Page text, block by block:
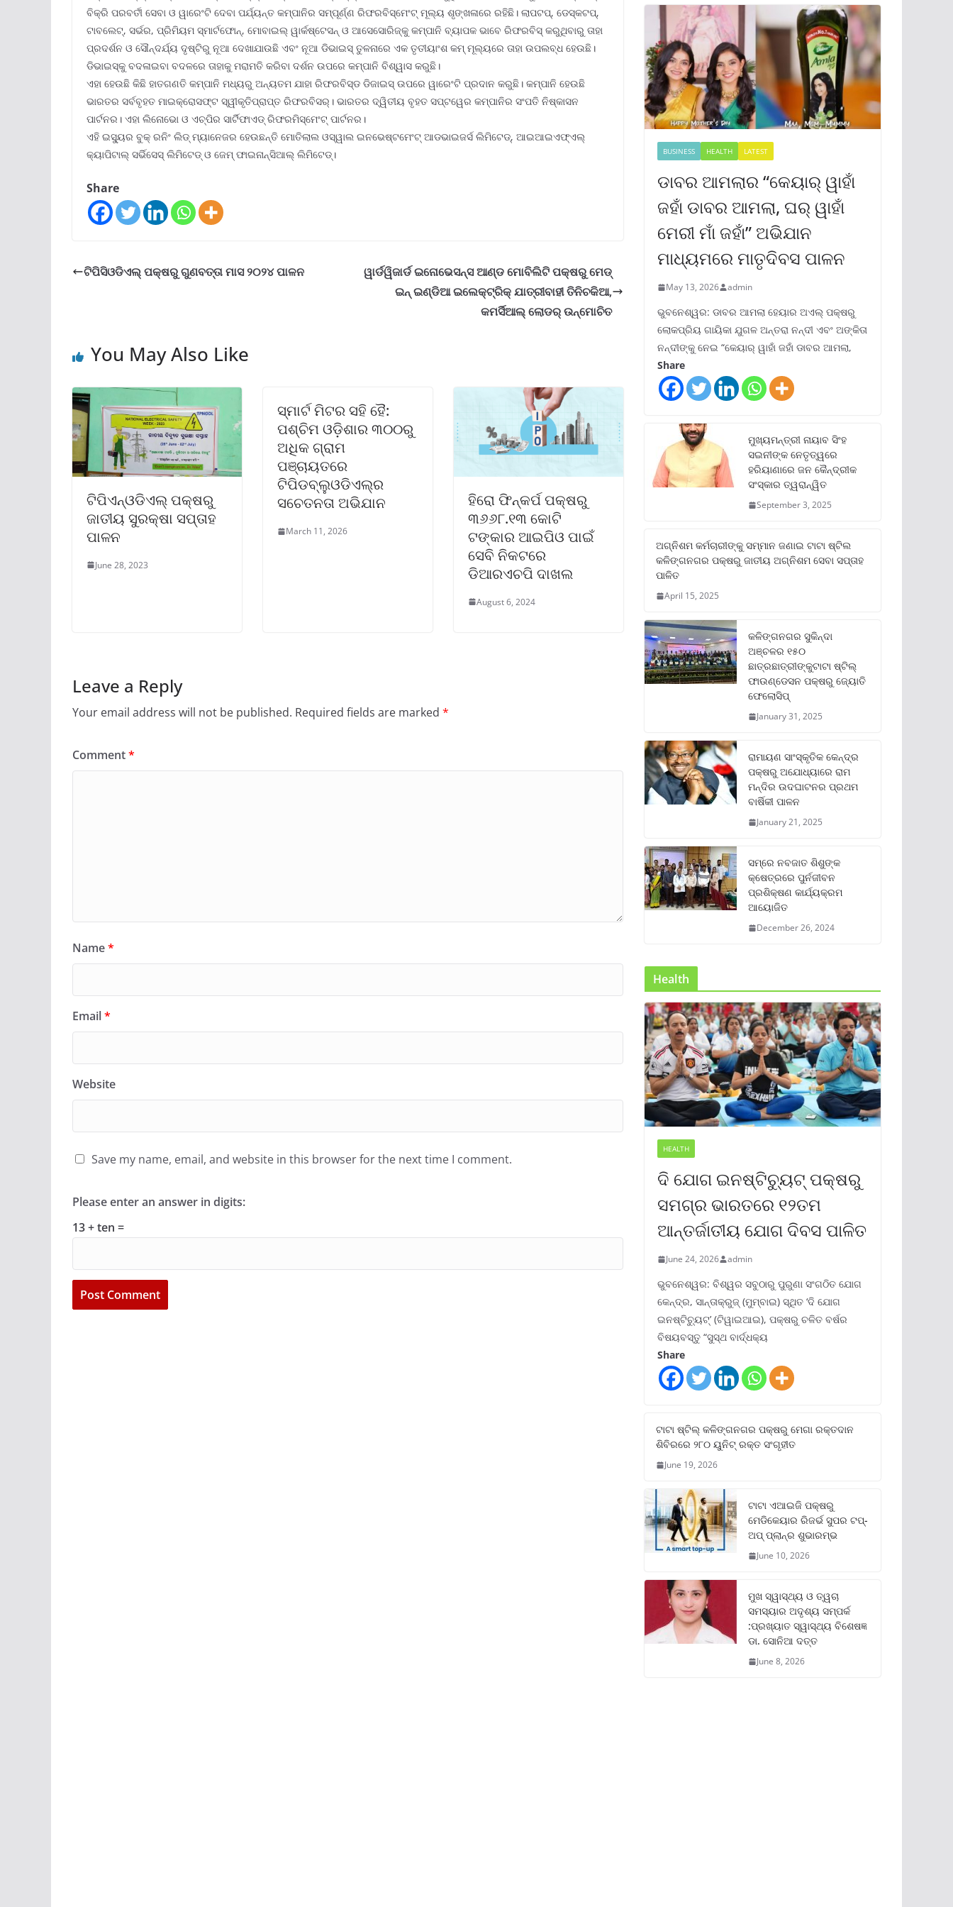
ବିକ୍ରି ପରବର୍ତୀ ସେବା ଓ ୱାରେଂଟି ଦେବା ପର୍ଯ୍ୟନ୍ତ କମ୍ପାନିର ସମ୍ପୂର୍ଣ୍ଣ ରିଫରବିସ୍‌ମେଂଟ୍ ମୂଲ୍ୟ ଶୃଙ୍ଖଳାରେ ରହିଛି। ଲାପଟପ୍‌, ଡେସ୍କଟପ୍‌,
ଟାବଲେଟ୍‌, ସର୍ଭର, ପ୍ରିମିୟମ ସ୍ମାର୍ଟଫୋନ୍‌, ମୋବାଇଲ୍ ୱାର୍କଷ୍ଟେସନ୍ ଓ ଆସେସୋରିଜ୍‌କୁ କମ୍ପାନି ବ୍ୟାପକ ଭାବେ ରିଫରବିସ୍ କରୁଥିବାରୁ ତାହା
ପ୍ରଦର୍ଶନ ଓ ସୌନ୍ଦର୍ଯ୍ୟ ଦୃଷ୍ଟିରୁ ନୂଆ ଦେଖାଯାଉଛି ଏବଂ ନୂଆ ଡିଭାଇସ୍ ତୁଳନାରେ ଏକ ତୃତୀୟାଂଶ କମ୍ ମୂଲ୍ୟରେ ତାହା ଉପଲବ୍ଧ ହେଉଛି।
ଡିଭାଇସ୍‌କୁ ବଦଳାଇବା ବଦଳରେ ତାହାକୁ ମରାମତି କରିବା ଦର୍ଶନ ଉପରେ କମ୍ପାନି ବିଶ୍ୱାସ କରୁଛି।
ଏହା ହେଉଛି କିଛି ହାତଗଣତି କମ୍ପାନି ମଧ୍ୟରୁ ଅନ୍ୟତମ ଯାହା ରିଫରବିସ୍‌ଡ ଡିଜାଇସ୍ ଉପରେ ୱାରେଂଟି ପ୍ରଦାନ କରୁଛି। କମ୍ପାନି ହେଉଛି
ଭାରତର ସର୍ବବୃହତ ମାଇକ୍ରୋସଫ୍ଟ ସ୍ୱୀକୃତିପ୍ରାପ୍ତ ରିଫରବିସର୍‌। ଭାରତର ଦ୍ୱିତୀୟ ବୃହତ ସପ୍ଟୱେର କମ୍ପାନିର ସଂପତି ନିଷ୍କାସନ
ପାର୍ଟନର। ଏହା ଲିନୋଭୋ ଓ ଏଚ୍‌ପିର ସାର୍ଟିଫାଏଡ୍ ରିଫରମିସ୍‌ମେଂଟ୍ ପାର୍ଟନର।
ଏହି ଇସ୍ୟୁର ବୁକ୍ ରନିଂ ଲିଡ୍ ମ୍ୟାନେଜର ହେଉଛନ୍ତି ମୋତିଲାଲ ଓସ୍ୱାଲ ଇନଭେଷ୍ଟମେଂଟ୍ ଆଡଭାଇଜର୍ସ ଲିମିଟେଡ୍‌, ଆଇଆଇଏଫ୍‌ଏଲ୍
କ୍ୟାପିଟାଲ୍ ସର୍ଭିସେସ୍ ଲିମିଟେଡ୍ ଓ ଜେମ୍ ଫାଇନାନ୍ସିଆଲ୍ ଲିମିଟେଡ୍‌।
Share
ଟିପିସିଓଡିଏଲ୍ ପକ୍ଷରୁ ଗୁଣବତ୍ତା ମାସ ୨୦୨୪ ପାଳନ
ୱାର୍ଡୱିଜାର୍ଡ ଇନୋଭେସନ୍ସ ଆଣ୍ଡ ମୋବିଲିଟି ପକ୍ଷରୁ ମେଡ୍
ଇନ୍ ଇଣ୍ଡିଆ ଇଲେକ୍ଟ୍ରିକ୍ ଯାତ୍ରୀବାହୀ ତିନିଚକିଆ,
କମର୍ସିଆଲ୍ ଲୋଡର୍ ଉନ୍ମୋଚିତ
You May Also Like
ଟିପିଏନ୍‌ଓଡିଏଲ୍ ପକ୍ଷରୁ
ଜାତୀୟ ସୁରକ୍ଷା ସପ୍ତାହ
ପାଳନ
June 28, 2023
ସ୍ମାର୍ଟ ମିଟର ସହି ହୈ:
ପଶ୍ଚିମ ଓଡ଼ିଶାର ୩୦୦ରୁ
ଅଧିକ ଗ୍ରାମ
ପଞ୍ଚାୟତରେ
ଟିପିଡବ୍ଲୁଓଡିଏଲ୍‌ର
ସଚେତନତା ଅଭିଯାନ
March 11, 2026
ହିରୋ ଫିନ୍‌କର୍ପ ପକ୍ଷରୁ
୩୬୬୮.୧୩ କୋଟି
ଟଙ୍କାର ଆଇପିଓ ପାଇଁ
ସେବି ନିକଟରେ
ଡିଆରଏଚପି ଦାଖଲ
August 6, 2024
Leave a Reply
Your email address will not be published. Required fields are marked *
Comment*
Name*
Email*
Website
Save my name, email, and website in this browser for the next time I comment.
Please enter an answer in digits:
13 + ten =
BUSINESS HEALTH LATEST
ଡାବର ଆମଲାର “କେୟାର୍ ୱାହାଁ
ଜହାଁ ଡାବର ଆମଲା, ଘର୍ ୱାହାଁ
ମେରୀ ମାଁ ଜହାଁ” ଅଭିଯାନ
ମାଧ୍ୟମରେ ମାତୃଦିବସ ପାଳନ
May 13, 2026 admin
ଭୁବନେଶ୍ୱର: ଡାବର ଆମଲା ହେୟାର ଅଏଲ୍ ପକ୍ଷରୁ
ଲୋକପ୍ରିୟ ଗାୟିକା ଯୁଗଳ ଅନ୍ତରା ନନ୍ଦୀ ଏବଂ ଅଙ୍କିତା
ନନ୍ଦୀଙ୍କୁ ନେଇ “କେୟାର୍ ୱାହାଁ ଜହାଁ ଡାବର ଆମଲା,
Share
ମୁଖ୍ୟମନ୍ତ୍ରୀ ନାୟାବ ସିଂହ
ସଇନୀଙ୍କ ନେତୃତ୍ୱରେ
ହରିୟାଣାରେ ଜନ କୈନ୍ଦ୍ରୀକ
ସଂସ୍କାର ତ୍ୱରାନ୍ୱିତ
September 3, 2025
ଅଗ୍ନିଶମ କର୍ମଚାରୀଙ୍କୁ ସମ୍ମାନ ଜଣାଇ ଟାଟା ଷ୍ଟିଲ
କଳିଙ୍ଗନଗର ପକ୍ଷରୁ ଜାତୀୟ ଅଗ୍ନିଶମ ସେବା ସପ୍ତାହ
ପାଳିତ
April 15, 2025
କଳିଙ୍ଗନଗର ସୁକିନ୍ଦା
ଅଞ୍ଚଳର ୧୫୦
ଛାତ୍ରଛାତ୍ରୀଙ୍କୁଟାଟା ଷ୍ଟିଲ୍
ଫାଉଣ୍ଡେସନ ପକ୍ଷରୁ ଜ୍ୟୋତି
ଫେଲୋସିପ୍‌
January 31, 2025
ରାମାୟଣ ସାଂସ୍କୃତିକ କେନ୍ଦ୍ର
ପକ୍ଷରୁ ଅଯୋଧ୍ୟାରେ ରାମ
ମନ୍ଦିର ଉଦଘାଟନର ପ୍ରଥମ
ବାର୍ଷିକୀ ପାଳନ
January 21, 2025
ସମ୍‌ରେ ନବଜାତ ଶିଶୁଙ୍କ
କ୍ଷେତ୍ରରେ ପୁର୍ନଜୀବନ
ପ୍ରଶିକ୍ଷଣ କାର୍ଯ୍ୟକ୍ରମ
ଆୟୋଜିତ
December 26, 2024
Health
HEALTH
ଦି ଯୋଗ ଇନଷ୍ଟିଚ୍ୟୁଟ୍ ପକ୍ଷରୁ
ସମଗ୍ର ଭାରତରେ ୧୨ତମ
ଆନ୍ତର୍ଜାତୀୟ ଯୋଗ ଦିବସ ପାଳିତ
June 24, 2026 admin
ଭୁବନେଶ୍ୱର: ବିଶ୍ୱର ସବୁଠାରୁ ପୁରୁଣା ସଂଗଠିତ ଯୋଗ
କେନ୍ଦ୍ର, ସାନ୍ତାକ୍ରୁଜ୍ (ମୁମ୍ବାଇ) ସ୍ଥିତ ‘ଦି ଯୋଗ
ଇନଷ୍ଟିଚ୍ୟୁଟ୍‌’ (ଟିୱାଇଆଇ), ପକ୍ଷରୁ ଚଳିତ ବର୍ଷର
ବିଷୟବସ୍ତୁ “ସୁସ୍ଥ ବାର୍ଦ୍ଧକ୍ୟ
Share
ଟାଟା ଷ୍ଟିଲ୍‌ କଳିଙ୍ଗନଗର ପକ୍ଷରୁ ମେଗା ରକ୍ତଦାନ
ଶିବିରରେ ୨୮୦ ୟୁନିଟ୍‌ ରକ୍ତ ସଂଗୃହୀତ
June 19, 2026
ଟାଟା ଏଆଇଜି ପକ୍ଷରୁ
ମେଡିକେୟାର ରିଜର୍ଭ ସୁପର ଟପ୍‌-
ଅପ୍ ପ୍ଲାନ୍‌ର ଶୁଭାରମ୍ଭ
June 10, 2026
ମୁଖ ସ୍ୱାସ୍ଥ୍ୟ ଓ ତ୍ୱଚା
ସମସ୍ୟାର ଅଦୃଶ୍ୟ ସମ୍ପର୍କ
:ପ୍ରଖ୍ୟାତ ସ୍ୱାସ୍ଥ୍ୟ ବିଶେଷଜ୍ଞ
ଡା. ସୋନିଆ ଦତ୍ତ
June 8, 2026